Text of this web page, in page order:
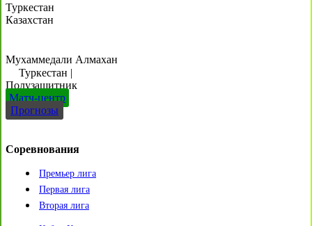
Туркестан
Казахстан
Мухаммедали Алмахан
Туркестан |
Полузащитник
Матч-центр
Прогнозы
Соревнования
Премьер лига
Первая лига
Вторая лига